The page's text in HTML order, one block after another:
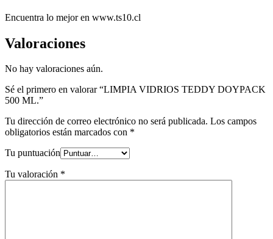
Encuentra lo mejor en www.ts10.cl
Valoraciones
No hay valoraciones aún.
Sé el primero en valorar “LIMPIA VIDRIOS TEDDY DOYPACK
500 ML.”
Tu dirección de correo electrónico no será publicada. Los campos
obligatorios están marcados con *
Tu puntuación
Tu valoración *